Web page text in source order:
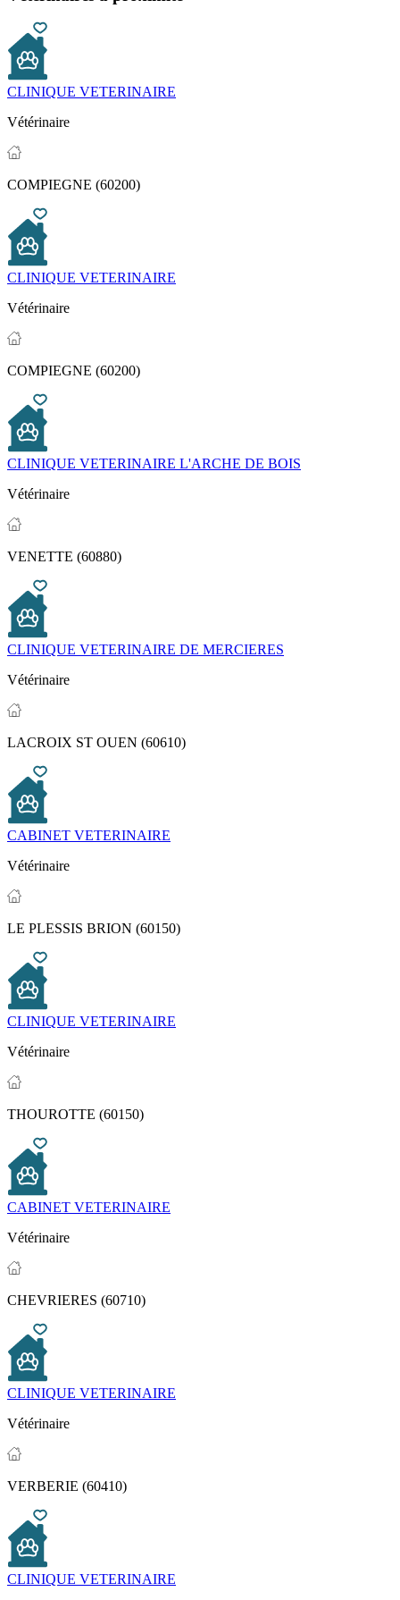
CLINIQUE VETERINAIRE
Vétérinaire
COMPIEGNE (60200)
CLINIQUE VETERINAIRE
Vétérinaire
COMPIEGNE (60200)
CLINIQUE VETERINAIRE L'ARCHE DE BOIS
Vétérinaire
VENETTE (60880)
CLINIQUE VETERINAIRE DE MERCIERES
Vétérinaire
LACROIX ST OUEN (60610)
CABINET VETERINAIRE
Vétérinaire
LE PLESSIS BRION (60150)
CLINIQUE VETERINAIRE
Vétérinaire
THOUROTTE (60150)
CABINET VETERINAIRE
Vétérinaire
CHEVRIERES (60710)
CLINIQUE VETERINAIRE
Vétérinaire
VERBERIE (60410)
CLINIQUE VETERINAIRE